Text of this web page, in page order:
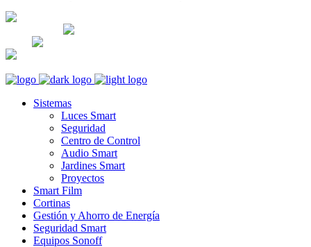
Sistemas
Luces Smart
Seguridad
Centro de Control
Audio Smart
Jardines Smart
Proyectos
Smart Film
Cortinas
Gestión y Ahorro de Energía
Seguridad Smart
Equipos Sonoff